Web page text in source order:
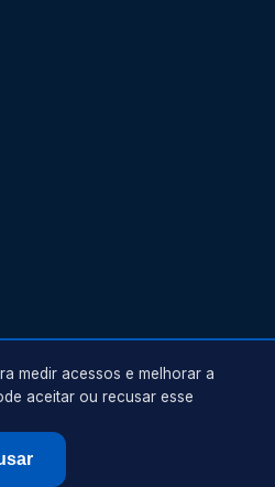
. Todos os direitos reservados.
medir acessos e melhorar a
aceitar ou recusar esse